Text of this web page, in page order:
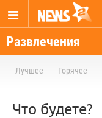
Развлечения
Лучшее Горячее
Что будете?